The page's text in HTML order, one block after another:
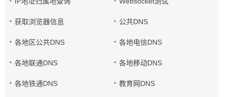
获取浏览器信息 公共DNS
各地区公共DNS 各地电信DNS
各地联通DNS 各地移动DNS
各地铁通DNS 教育网DNS